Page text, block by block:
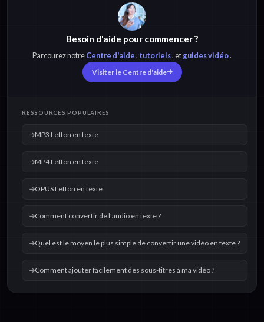
OPUS Letton en
Besoin d'aide pour commencer ?
Parcourez notreCentre d'aide, tutoriels, etguides vidéo.
Visiter le Centre d'aide
RESSOURCES POPULAIRES
MP3 Letton en texte
MP4 Letton en texte
OPUS Letton en texte
Comment convertir de l'audio en texte ?
Quel est le moyen le plus simple de convertir une vidéo en texte ?
Comment ajouter facilement des sous-titres à ma vidéo ?